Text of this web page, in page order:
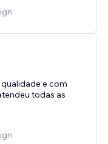
e com
todas as